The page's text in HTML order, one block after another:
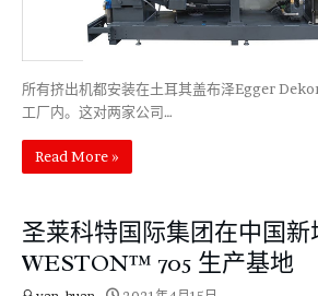
所有挤出机都安装在土耳其盖布泽Egger
工厂内。这对两家公司…
Read More »
圣莱科特国际集团在中国新
WESTON™ 705 生产基地